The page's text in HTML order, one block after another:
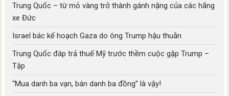
Trung Quốc – từ mỏ vàng trở thành gánh nặng của các hãng
xe Đức
Israel bác kế hoạch Gaza do ông Trump hậu thuẫn
Trung Quốc đáp trả thuế Mỹ trước thềm cuộc gặp Trump –
Tập
“Mua danh ba vạn, bán danh ba đồng” là vậy!